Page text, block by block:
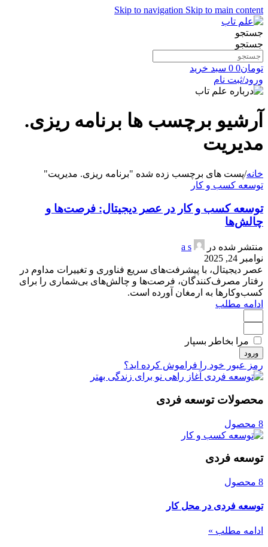
Skip to navigation Skip to main content
جستجو
جستجو
تومان0
0 سبد خرید
ورود/ثبت نام
آرشیو برچسب ها برنامه ریزی.
مدیریت
خانه/پست های برچسب زده شده "برنامه ریزی. مدیریت"
توسعه کسب و کار
توسعه کسب و کار در عصر دیجیتال: فرصت‌ها و
چالش‌ها
منتشر شده در
a s
نوامبر 24, 2025
عصر دیجیتال، با پیشرفت‌های سریع فناوری و تغییرات مداوم در
رفتار مصرف‌کنندگان، فرصت‌ها و چالش‌های بی‌شماری را برای
کسب‌وکارها به ارمغان آورده است.
ادامه مطلب
مرا بخاطر بسپار
ورود
رمز عبور خود را فراموش کرده اید؟
محصولات توسعه فردی
8 محصول
توسعه فردی
8 محصول
توسعه فردی در محل کار
ادامه مطلب »